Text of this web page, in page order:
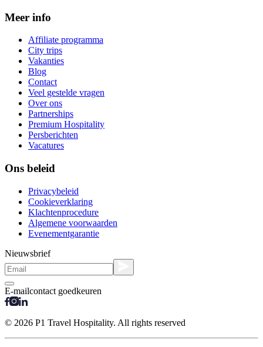
Meer info
Affiliate programma
City trips
Vakanties
Blog
Contact
Veel gestelde vragen
Over ons
Partnerships
Premium Hospitality
Persberichten
Vacatures
Ons beleid
Privacybeleid
Cookieverklaring
Klachtenprocedure
Algemene voorwaarden
Evenementgarantie
Nieuwsbrief
E-mailcontact goedkeuren
© 2026 P1 Travel Hospitality. All rights reserved